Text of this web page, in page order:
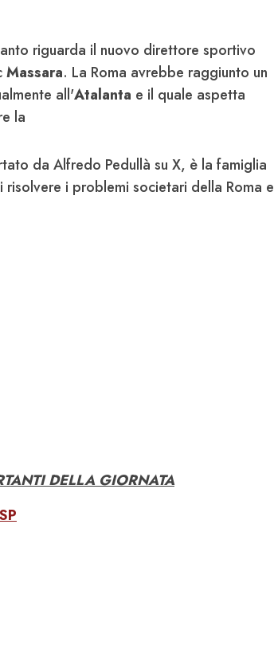
riguarda il nuovo direttore sportivo
Massara. La Roma avrebbe raggiunto un
all'Atalanta e il quale aspetta
la
da Alfredo Pedullà su X, è la famiglia
i problemi societari della Roma e
DELLA GIORNATA